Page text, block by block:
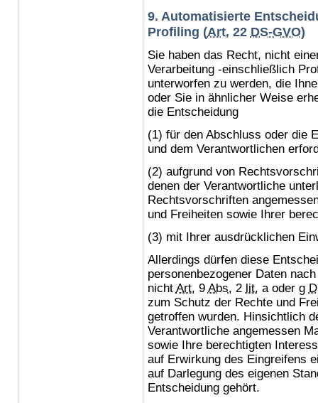
9. Automatisierte
Profiling (Art. 22 DS-GVO)
Sie haben das Recht, nicht
Verarbeitung -einschließlich
unterworfen zu werden, die
oder Sie in ähnlicher Weise
die Entscheidung
(1) für den Abschluss oder die
und dem Verantwortlichen
(2) aufgrund von
denen der Verantwortliche
Rechtsvorschriften
und Freiheiten sowie Ihrer
(3) mit Ihrer ausdrücklichen
Allerdings dürfen diese
personenbezogener Daten nach
nicht Art. 9 Abs. 2 lit. a oder g
zum Schutz der Rechte und
getroffen wurden. Hinsichtlich
Verantwortliche angemessen
sowie Ihre berechtigten
auf Erwirkung des Eingreifens
auf Darlegung des eigenen
Entscheidung gehört.